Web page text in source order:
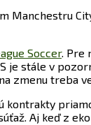
Soccer. Pre
je stále v
zmenu treba
kontrakty
Aj keď z